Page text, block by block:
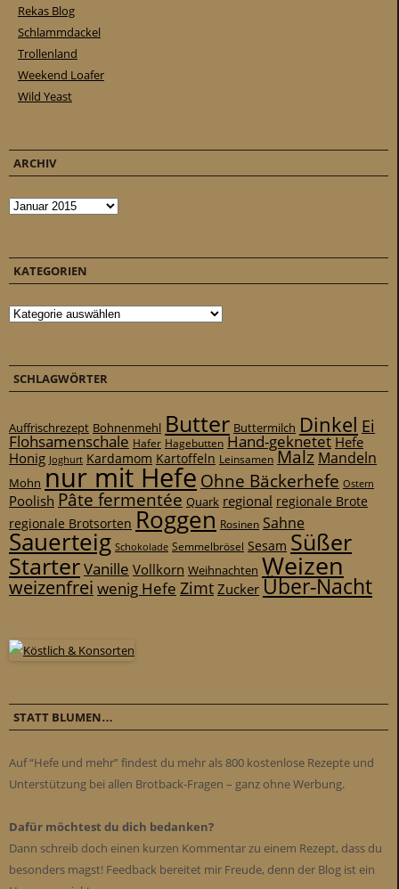
Rekas Blog
Schlammdackel
Trollenland
Weekend Loafer
Wild Yeast
ARCHIV
Archiv
KATEGORIEN
Kategorien
SCHLAGWÖRTER
Auffrischrezept Bohnenmehl Butter Buttermilch Dinkel Ei
Flohsamenschale Hafer Hagebutten Hand-geknetet Hefe
Honig Joghurt Kardamom Kartoffeln Leinsamen Malz Mandeln
Mohn nur mit Hefe Ohne Bäckerhefe Ostern
Poolish Pâte fermentée Quark regional regionale Brote
regionale Brotsorten Roggen Rosinen Sahne
Sauerteig Schokolade Semmelbrösel Sesam Süßer
StarterVanille Vollkorn Weihnachten Weizen
weizenfrei wenig Hefe ZimtZuckerÜber-Nacht
STATT BLUMEN…
Auf “Hefe und mehr” findest du mehr als 800 kostenlose Rezepte und
Unterstützung bei allen Brotback-Fragen – ganz ohne Werbung.
Dafür möchtest du dich bedanken?
Dann schreib doch einen kurzen Kommentar zu einem Rezept, dass du
besonders magst! Feedback bereitet mir Freude, denn der Blog ist ein